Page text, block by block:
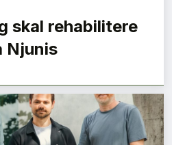
skal rehabilitere
Njunis